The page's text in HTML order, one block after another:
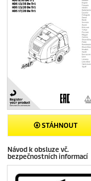
STÁHNOUT
Návod k obsluze vč.
bezpečnostních informací